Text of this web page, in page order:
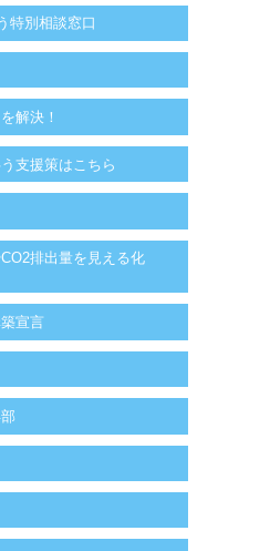
特別相談窓口
解決！
支援策はこちら
排出量を見える化
宣言